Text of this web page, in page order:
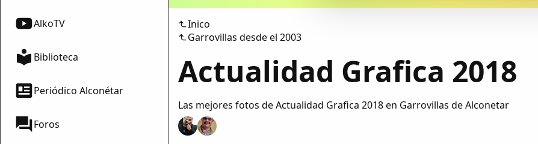
AlkoTV
Biblioteca
Periódico Alconétar
Foros
Inico
Garrovillas desde el 2003
Actualidad Grafica 2018
Las mejores fotos de Actualidad Grafica 2018 en Garrovillas de Alconetar